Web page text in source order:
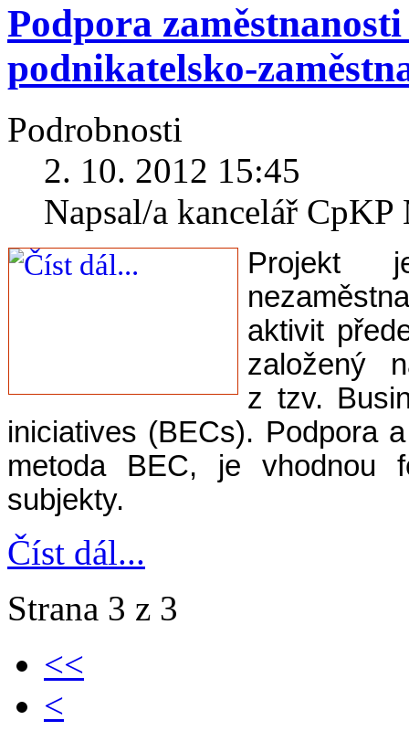
Podpora
podnikatelsko-
Podrobnosti
2. 10. 2012 15:45
Napsal/a kancelář
Projekt
aktivit
založený
z tzv.
iniciatives (BECs). Podpora
metoda BEC, je vhodnou
subjekty.
Číst dál...
Strana 3 z 3
<<
<